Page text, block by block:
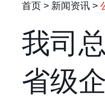
首页 > 新闻资讯 >
我司
省级